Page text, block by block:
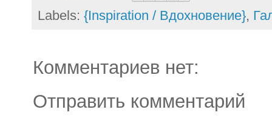
Labels: {Inspiration / Вдохновение},
Комментариев нет:
Отправить комментарий